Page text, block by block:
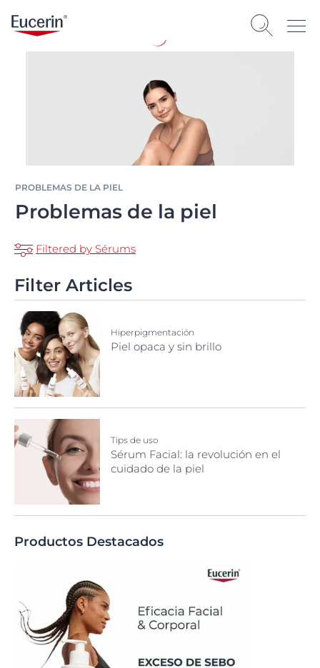
PROBLEMAS DE LA PIEL
Problemas de la piel
Filtered by Sérums
Filter Articles
Hiperpigmentación
Piel opaca y sin brillo
Tips de uso
Sérum Facial: la revolución en el
cuidado de la piel
Productos Destacados